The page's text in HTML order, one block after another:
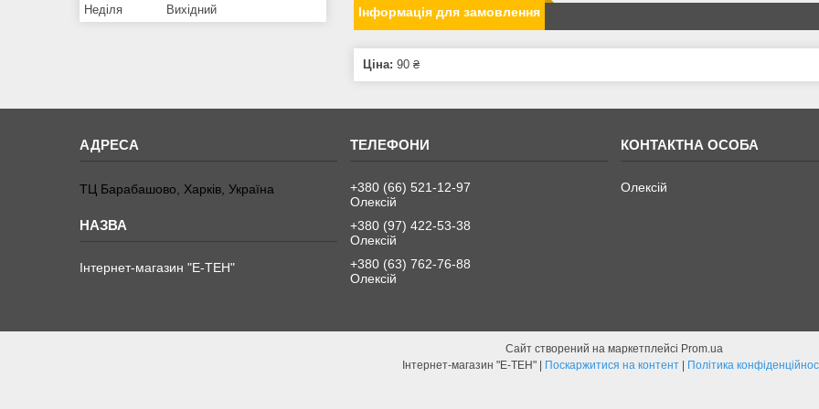
Інформація для замовлення
Ціна: 90 ₴
Неділя Вихідний
ТЦ Барабашово, Харків, Україна
Інтернет-магазин "Е-ТЕН"
+380 (66) 521-12-97
Олексій
+380 (97) 422-53-38
Олексій
+380 (63) 762-76-88
Олексій
Олексій
Сайт створений на маркетплейсі Prom.ua
Інтернет-магазин "Е-ТЕН" | Поскаржитися на контент | Політика